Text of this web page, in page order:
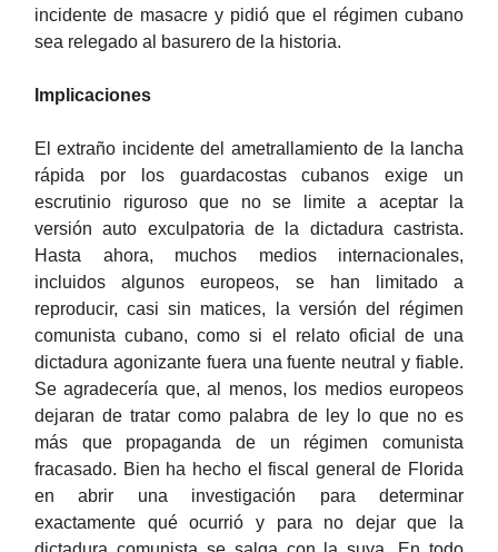
incidente de masacre y pidió que el régimen cubano
sea relegado al basurero de la historia.
Implicaciones
El extraño incidente del ametrallamiento de la lancha
rápida por los guardacostas cubanos exige un
escrutinio riguroso que no se limite a aceptar la
versión auto exculpatoria de la dictadura castrista.
Hasta ahora, muchos medios internacionales,
incluidos algunos europeos, se han limitado a
reproducir, casi sin matices, la versión del régimen
comunista cubano, como si el relato oficial de una
dictadura agonizante fuera una fuente neutral y fiable.
Se agradecería que, al menos, los medios europeos
dejaran de tratar como palabra de ley lo que no es
más que propaganda de un régimen comunista
fracasado. Bien ha hecho el fiscal general de Florida
en abrir una investigación para determinar
exactamente qué ocurrió y para no dejar que la